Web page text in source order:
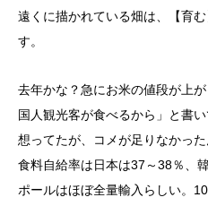
遠くに描かれている畑は、【育
す。
去年かな？急にお米の値段が上
国人観光客が食べるから」と書
想ってたが、コメが足りなかった
食料自給率は日本は37～38％、
ポールはほぼ全量輸入らしい。